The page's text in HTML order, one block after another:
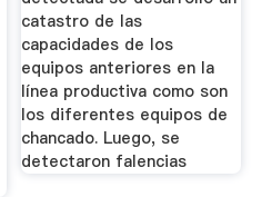
catastro de las
capacidades de los
equipos anteriores en la
línea productiva como son
los diferentes equipos de
chancado. Luego, se
detectaron falencias